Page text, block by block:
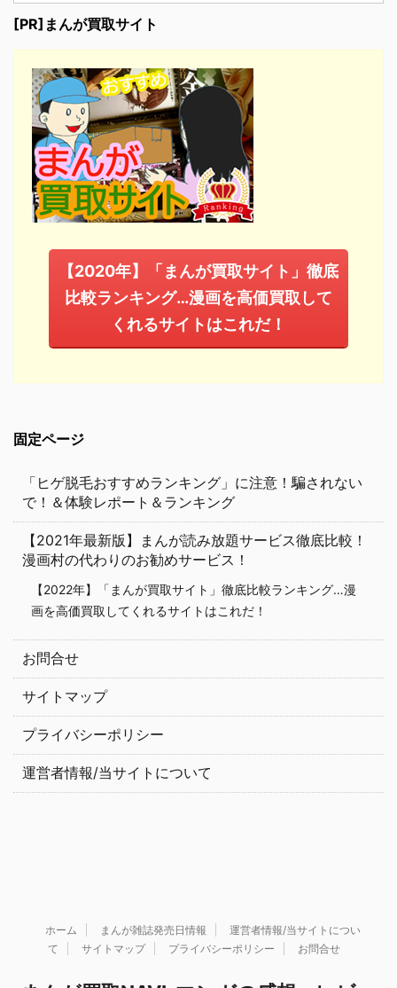
[PR]まんが買取サイト
【2020年】「まんが買取サイト」徹底
比較ランキング…漫画を高価買取して
くれるサイトはこれだ！
固定ページ
「ヒゲ脱毛おすすめランキング」に注意！騙されない
で！＆体験レポート＆ランキング
【2021年最新版】まんが読み放題サービス徹底比較！
漫画村の代わりのお勧めサービス！
【2022年】「まんが買取サイト」徹底比較ランキング…漫
画を高価買取してくれるサイトはこれだ！
お問合せ
サイトマップ
プライバシーポリシー
運営者情報/当サイトについて
ホーム まんが雑誌発売日情報
運営者情報/当サイトについ
て
サイトマップ プライバシーポリシー お問合せ